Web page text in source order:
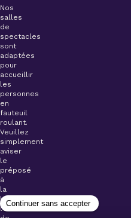
Nos
salles
de
spectacles
sont
adaptées
pour
accueillir
les
personnes
en
fauteuil
roulant.
Veuillez
simplement
aviser
le
préposé
à
la
billetterie
lors